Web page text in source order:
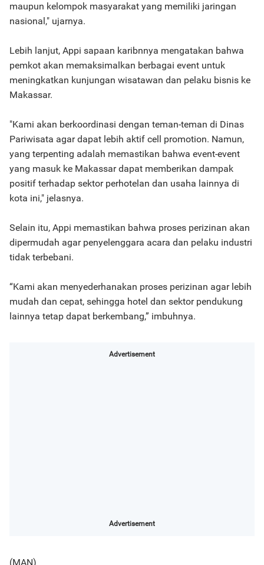
maupun kelompok masyarakat yang memiliki jaringan
nasional," ujarnya.
Lebih lanjut, Appi sapaan karibnnya mengatakan bahwa
pemkot akan memaksimalkan berbagai event untuk
meningkatkan kunjungan wisatawan dan pelaku bisnis ke
Makassar.
"Kami akan berkoordinasi dengan teman-teman di Dinas
Pariwisata agar dapat lebih aktif cell promotion. Namun,
yang terpenting adalah memastikan bahwa event-event
yang masuk ke Makassar dapat memberikan dampak
positif terhadap sektor perhotelan dan usaha lainnya di
kota ini," jelasnya.
Selain itu, Appi memastikan bahwa proses perizinan akan
dipermudah agar penyelenggara acara dan pelaku industri
tidak terbebani.
“Kami akan menyederhanakan proses perizinan agar lebih
mudah dan cepat, sehingga hotel dan sektor pendukung
lainnya tetap dapat berkembang,” imbuhnya.
Advertisement
Advertisement
(MAN)